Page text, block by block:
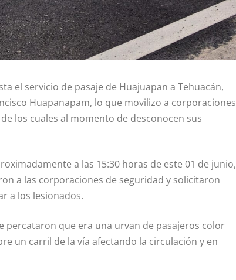
el servicio de pasaje de Huajuapan a Tehuacán,
Huapanapam, lo que movilizo a corporaciones
los cuales al momento de desconocen sus
a las 15:30 horas de este 01 de junio,
a las corporaciones de seguridad y solicitaron
a los lesionados.
percataron que era una urvan de pasajeros color
un carril de la vía afectando la circulación y en